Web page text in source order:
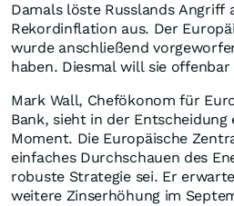
Damals löste Russlands Angriff
Rekordinflation aus. Der
wurde anschließend
haben. Diesmal will sie
Mark Wall, Chefökonom für
Bank, sieht in der Entscheidung
Moment. Die Europäische
einfaches Durchschauen des
robuste Strategie sei. Er
weitere Zinserhöhung im